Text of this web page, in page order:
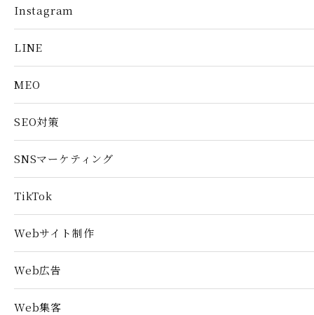
Instagram
LINE
MEO
SEO対策
SNSマーケティング
TikTok
Webサイト制作
Web広告
Web集客